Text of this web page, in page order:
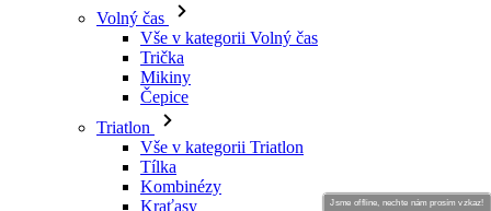
Volný čas
Vše v kategorii Volný čas
Trička
Mikiny
Čepice
Triatlon
Vše v kategorii Triatlon
Tílka
Kombinézy
Kraťasy
Jsme offline, nechte nám prosím vzkaz!